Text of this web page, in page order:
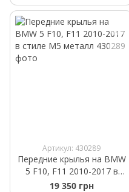
Артикул: 430289
Передние крылья на BMW
5 F10, F11 2010-2017 в
стиле М5 металл
19 350 грн